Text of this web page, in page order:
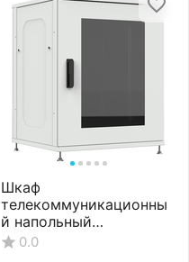
телекоммуникационны
й напольный
ШТНП-18U-800-1000-
ПП-RAL7035
0.0
51 59600 ₽